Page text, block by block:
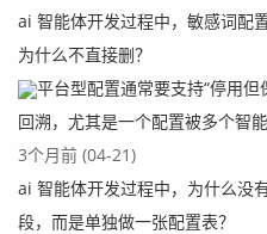
ai 智能体开发过程中，敏感词配
为什么不直接删？
平台型配置通常要支持“停用
回溯，尤其是一个配置被多个智能
3个月前 (04-21)
ai 智能体开发过程中，为什么没
段，而是单独做一张配置表？